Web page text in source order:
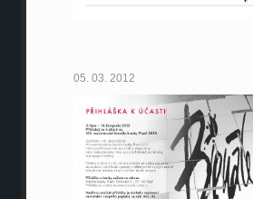
05. 03. 2012